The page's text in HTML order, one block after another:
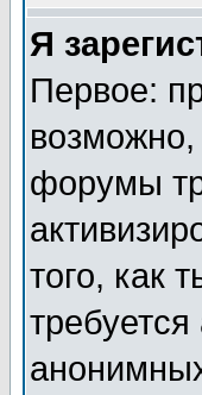
Я
Первое:
возможно,
форумы
того, как